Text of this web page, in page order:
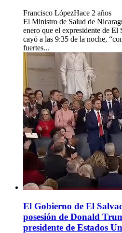
Francisco LópezHace 2 años
El Ministro de Salud de
enero que el expresidente de
cayó a las 9:35 de la noche,
fuertes...
El Gobierno de El
posesión de Donald
presidente de Estados